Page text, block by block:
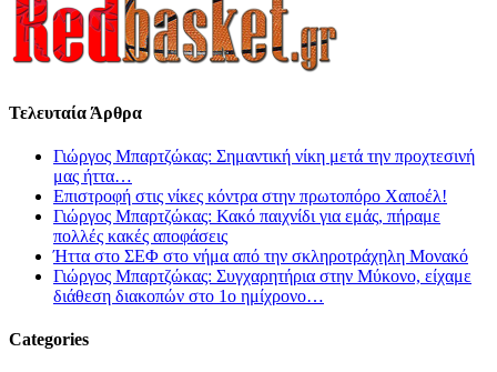
Τελευταία Άρθρα
Γιώργος Μπαρτζώκας: Σημαντική νίκη μετά την προχτεσινή
μας ήττα…
Επιστροφή στις νίκες κόντρα στην πρωτοπόρο Χαποέλ!
Γιώργος Μπαρτζώκας: Κακό παιχνίδι για εμάς, πήραμε
πολλές κακές αποφάσεις
Ήττα στο ΣΕΦ στο νήμα από την σκληροτράχηλη Μονακό
Γιώργος Μπαρτζώκας: Συγχαρητήρια στην Μύκονο, είχαμε
διάθεση διακοπών στο 1ο ημίχρονο…
Categories